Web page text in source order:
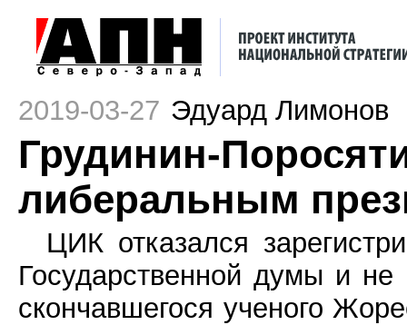
2019-03-27 Эдуард Лимонов
Грудинин-
либеральным
ЦИК отказался
Государственной думы и
скончавшегося ученого